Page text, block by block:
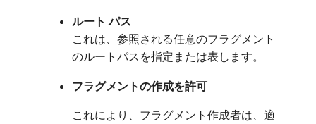
ルート パス
これは、参照される任意のフラグメント
のルートパスを指定または表します。
フラグメントの作成を許可
これにより、フラグメント作成者は、適